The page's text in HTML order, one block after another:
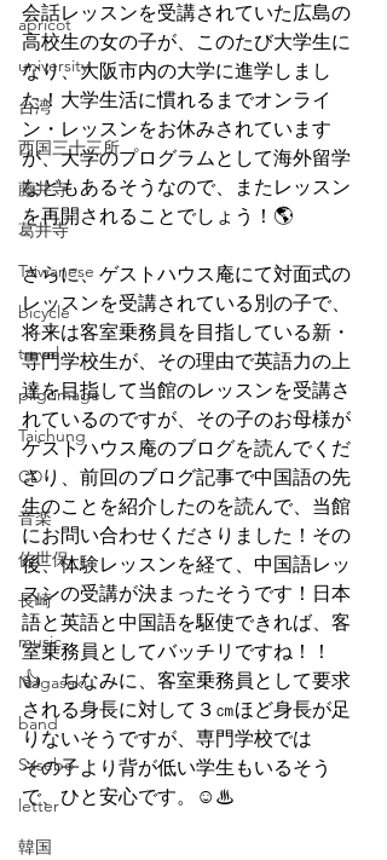
apricot
university
台湾
西国三十三所
藤井寺
葛井寺
Taiwanese
bicycle
travel
pilgrimage
Taichung
CD
音楽
佐世保
長崎
music
Nagasaki
band
Sasebo
letter
韓国
会話レッスンを受講されていた広島の
高校生の女の子が、このたび大学生に
なり、大阪市内の大学に進学しまし
た！大学生活に慣れるまでオンライ
ン・レッスンをお休みされています
が、大学のプログラムとして海外留学
などもあるそうなので、またレッスン
を再開されることでしょう！🌎
さらに、ゲストハウス庵にて対面式の
レッスンを受講されている別の子で、
将来は客室乗務員を目指している新・
専門学校生が、その理由で英語力の上
達を目指して当館のレッスンを受講さ
れているのですが、その子のお母様が
ゲストハウス庵のブログを読んでくだ
さり、前回のブログ記事で中国語の先
生のことを紹介したのを読んで、当館
にお問い合わせくださりました！その
後、体験レッスンを経て、中国語レッ
スンの受講が決まったそうです！日本
語と英語と中国語を駆使できれば、客
室乗務員としてバッチリですね！！
👍　ちなみに、客室乗務員として要求
される身長に対して３㎝ほど身長が足
りないそうですが、専門学校では
その子より背が低い学生もいるそう
で、ひと安心です。☺♨